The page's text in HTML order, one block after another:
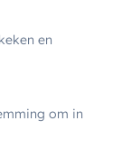
en
om in